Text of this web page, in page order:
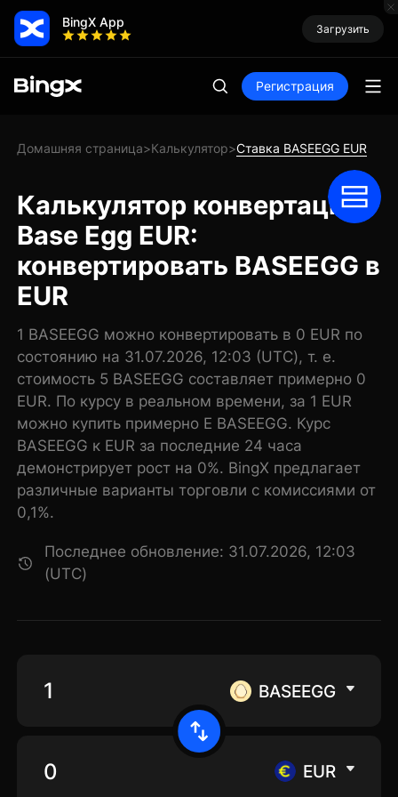
BingX App Загрузить
Регистрация
Домашняя страница>Калькулятор>Ставка BASEEGG EUR
Калькулятор конвертации
Base Egg EUR:
конвертировать BASEEGG в
EUR
1 BASEEGG можно конвертировать в 0 EUR по
состоянию на 31.07.2026, 12:03 (UTC), т. е.
стоимость 5 BASEEGG составляет примерно 0
EUR. По курсу в реальном времени, за 1 EUR
можно купить примерно E BASEEGG. Курс
BASEEGG к EUR за последние 24 часа
демонстрирует рост на 0%. BingX предлагает
различные варианты торговли с комиссиями от
0,1%.
Последнее обновление: 31.07.2026, 12:03
(UTC)
BASEEGG
EUR